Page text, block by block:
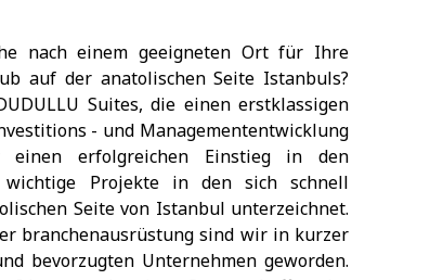
nach einem geeigneten Ort für Ihre
auf der anatolischen Seite Istanbuls?
Suites, die einen erstklassigen
- und Managemententwicklung
erfolgreichen Einstieg in den
wichtige Projekte in den sich schnell
Seite von Istanbul unterzeichnet.
branchenausrüstung sind wir in kurzer
bevorzugten Unternehmen geworden.